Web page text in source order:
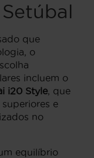
que
o
incluem o
i20 Style, que
e
no
equilíbrio